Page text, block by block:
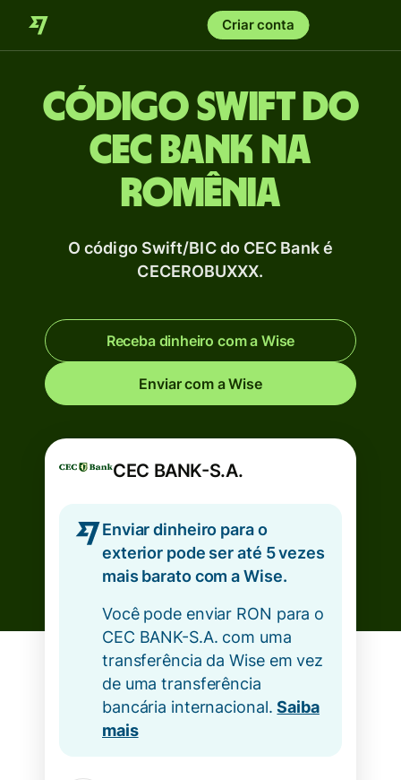
Criar conta
Código Swift do
CEC Bank na
Romênia
O código Swift/BIC do CEC Bank é
CECEROBUXXX.
Receba dinheiro com a Wise
Enviar com a Wise
CEC BANK-S.A.
Enviar dinheiro para o
exterior pode ser até 5 vezes
mais barato com a Wise.
Você pode enviar RON para o
CEC BANK-S.A. com uma
transferência da Wise em vez
de uma transferência
bancária internacional.Saiba
mais